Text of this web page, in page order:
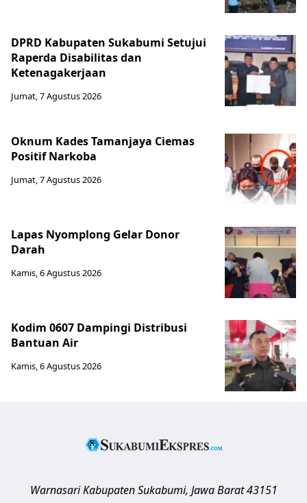
DPRD Kabupaten Sukabumi Setujui
Raperda Disabilitas dan
Ketenagakerjaan
Jumat, 7 Agustus 2026
Oknum Kades Tamanjaya Ciemas
Positif Narkoba
Jumat, 7 Agustus 2026
Lapas Nyomplong Gelar Donor
Darah
Kamis, 6 Agustus 2026
Kodim 0607 Dampingi Distribusi
Bantuan Air
Kamis, 6 Agustus 2026
Warnasari Kabupaten Sukabumi, Jawa Barat 43151